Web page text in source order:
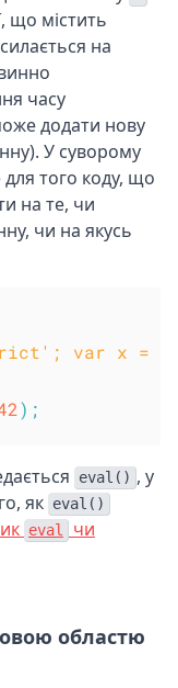
що містить
на
часу
додати нову
У суворому
того коду, що
на те, чи
чи на якусь
var x =
) ;
eval() , у
як eval()
eval
чи
областю